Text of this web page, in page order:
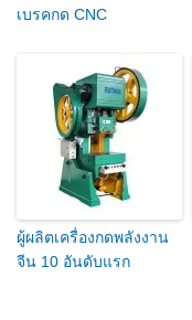
เบรคกด CNC
ผู้ผลิตเครื่องกดพลังงาน
จีน 10 อันดับแรก